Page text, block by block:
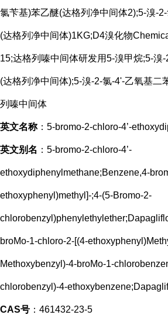
氯苄基)苯乙醚(达格列净中间体2);5-溴-
(达格列净中间体)1KG;D4溴化物
15;达格列嗪中间体研发用5-溴甲烷;5-溴
(达格列净中间体);5-溴-2-氯-4'-乙氧基二
列嗪中间体
英文名称：5-bromo-2-chloro-4’-
英文别名 ：5-bromo-2-chloro-4’-
ethoxydiphenylmethane;Benzene,4-
ethoxyphenyl)methyl]-;4-(5-Bromo-2-
broMo-1-chloro-2-[(4-
Methoxybenzyl)-4-broMo-1-
chlorobenzyl)-4-
CAS号 ：461432-23-5